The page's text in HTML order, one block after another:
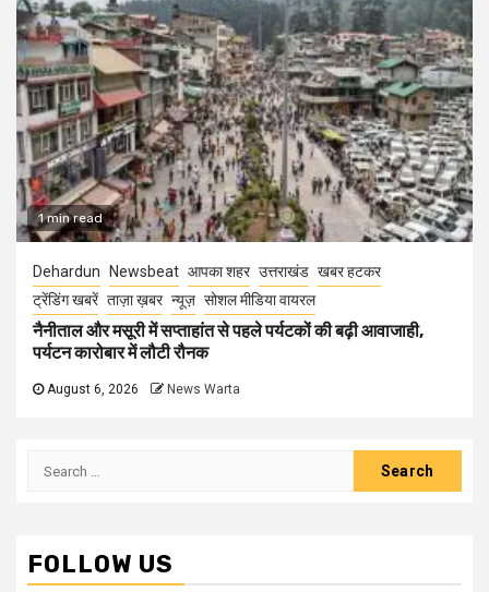
1 min read
Dehardun Newsbeat आपका शहर उत्तराखंड खबर हटकर
ट्रेंडिंग खबरें ताज़ा ख़बर न्यूज़ सोशल मीडिया वायरल
नैनीताल और मसूरी में सप्ताहांत से पहले पर्यटकों की बढ़ी आवाजाही,
पर्यटन कारोबार में लौटी रौनक
August 6, 2026 News Warta
Search
FOLLOW US